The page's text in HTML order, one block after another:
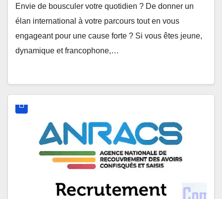
Envie de bousculer votre quotidien ? De donner un
élan international à votre parcours tout en vous
engageant pour une cause forte ? Si vous êtes jeune,
dynamique et francophone,…